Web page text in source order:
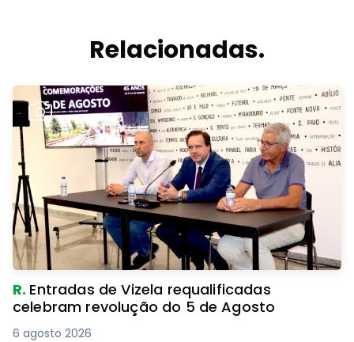
Relacionadas.
R. Entradas de Vizela requalificadas
celebram revolução do 5 de Agosto
6 agosto 2026